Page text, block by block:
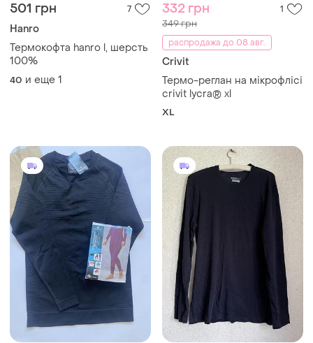
501 грн 7
Hanro
Термокофта hanro l, шерсть
100%
40 и еще 1
332 грн 1
349 грн
распродажа до 08 авг.
Crivit
Термо-реглан на мікрофлісі
crivit lycra® xl
XL